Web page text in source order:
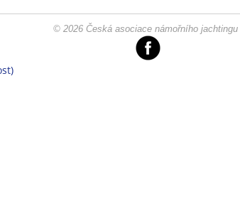
© 2026 Česká asociace námořního jachtingu